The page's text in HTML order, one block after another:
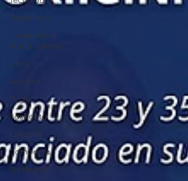
Tradizione
Università di
Storia italiana
Lazio
Abruzzo
Puglia
Basilicata
Calabria
Campania
Sardegna